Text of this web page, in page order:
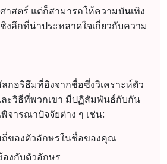
าสตร์ แต่ก็สามารถให้ความบันเทิง
งลึกที่น่าประหลาดใจเกี่ยวกับความ
กอริธึมที่อิงจากชื่อซึ่งวิเคราะห์ตัว
ะวิธีที่พวกเขา มีปฏิสัมพันธ์กับกัน
ารณาปัจจัยต่าง ๆ เช่น:
ของตัวอักษรในชื่อของคุณ
องกับตัวอักษร